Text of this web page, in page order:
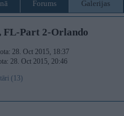
Forums Galerijas
FL-Part 2-Orlando
28. Oct 2015, 18:37
28. Oct 2015, 20:46
(13)